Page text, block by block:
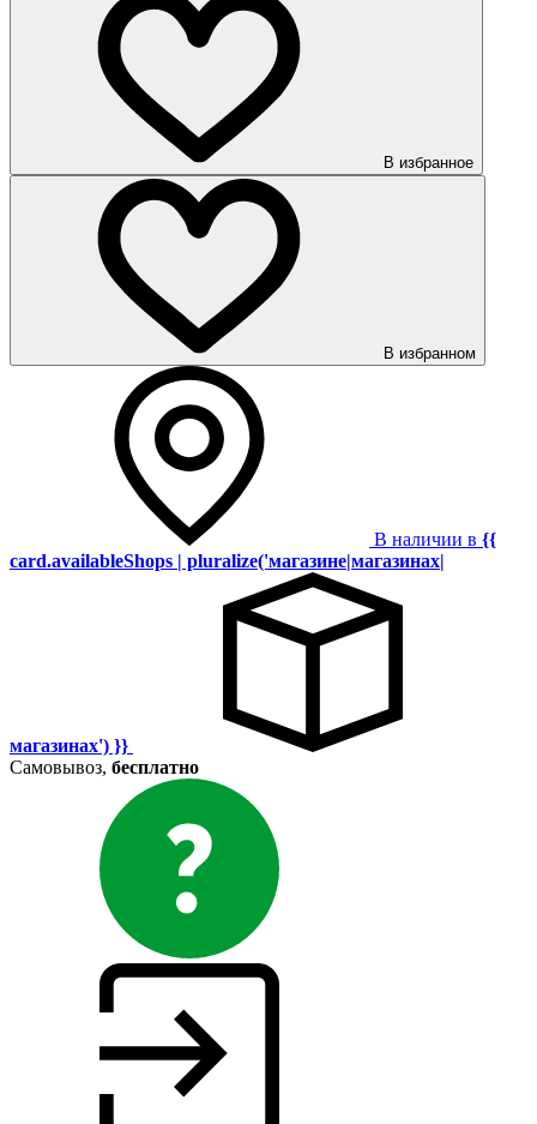
В избранное
В избранном
В наличии в {{
card.availableShops | pluralize('магазине|магазинах|
магазинах') }}
Самовывоз, бесплатно